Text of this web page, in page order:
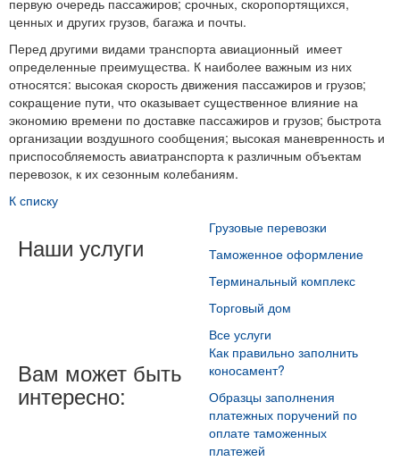
первую очередь пассажиров; срочных, скоропортящихся,
ценных и других грузов, багажа и почты.
Перед другими видами транспорта авиационный имеет
определенные преимущества. К наиболее важным из них
относятся: высокая скорость движения пассажиров и грузов;
сокращение пути, что оказывает существенное влияние на
экономию времени по доставке пассажиров и грузов; быстрота
организации воздушного сообщения; высокая маневренность и
приспособляемость авиатранспорта к различным объектам
перевозок, к их сезонным колебаниям.
К списку
Наши услуги
Грузовые перевозки
Таможенное оформление
Терминальный комплекс
Торговый дом
Все услуги
Вам может быть
интересно:
Как правильно заполнить
коносамент?
Образцы заполнения
платежных поручений по
оплате таможенных
платежей